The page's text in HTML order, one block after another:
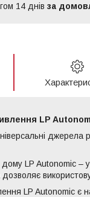
14 днів за
LP
LP Autonomic –
LP Autonomic